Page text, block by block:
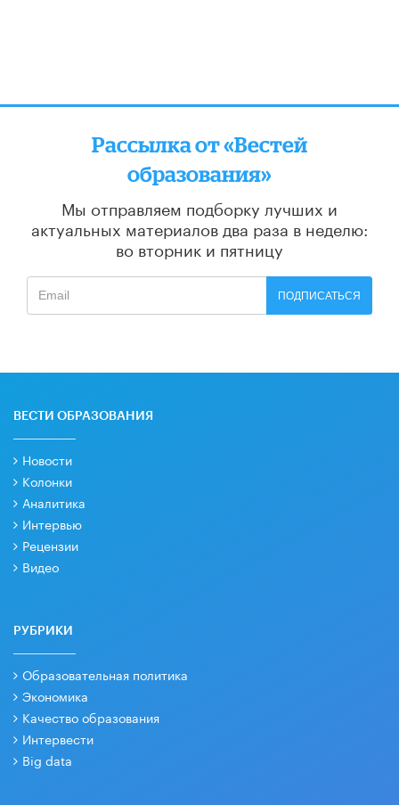
Рассылка от «Вестей
образования»
Мы отправляем подборку лучших и
актуальных материалов два раза в неделю:
во вторник и пятницу
ПОДПИСАТЬСЯ
ВЕСТИ ОБРАЗОВАНИЯ
Новости
Колонки
Аналитика
Интервью
Рецензии
Видео
РУБРИКИ
Образовательная политика
Экономика
Качество образования
Интервести
Big data